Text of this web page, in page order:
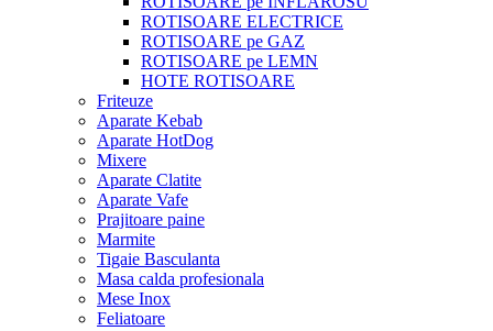
ROTISOARE ELECTRICE
ROTISOARE pe GAZ
ROTISOARE pe LEMN
HOTE ROTISOARE
Friteuze
Aparate Kebab
Aparate HotDog
Mixere
Aparate Clatite
Aparate Vafe
Prajitoare paine
Marmite
Tigaie Basculanta
Masa calda profesionala
Mese Inox
Feliatoare